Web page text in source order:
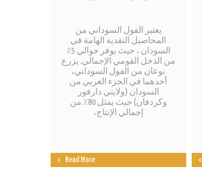
يعتبر الفول السوداني من
المحاصيل النقدية الهامة في
السودان ، حيث يوفر حوالي 5٪
من الدخل القومي الإجمالي. يزرع
نوعان من الفول السوداني،
أحدهما في الجزء الغربي من
السودان (ولايتي دارفور
وكردفان) حيث يمثل 80٪ من
إجمالي الإنتاج،
Read More